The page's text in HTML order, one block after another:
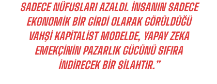
SADECE NÜFUSLARI AZALDI. İNSANIN SADECE
EKONOMIK BIR GIRDI OLARAK GÖRÜLDÜĞÜ
VAHŞI KAPITALIST MODELDE, YAPAY ZEKA
EMEKÇININ PAZARLIK GÜCÜNÜ SIFIRA
INDIRECEK BIR SILAHTIR.”